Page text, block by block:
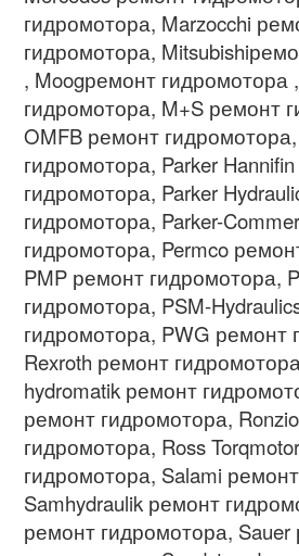
гидромотора, Marzocchi
гидромотора,
, Moogремонт гидромотора
гидромотора, M+S ремонт
OMFB ремонт
гидромотора, Parker
гидромотора, Parker
гидромотора, Parker-
гидромотора, Permco
PMP ремонт гидромотора,
гидромотора, PSM-
гидромотора, PWG ремонт
Rexroth ремонт
hydromatik ремонт
ремонт гидромотора,
гидромотора, Ross
гидромотора, Salami
Samhydraulik ремонт
ремонт гидромотора, Sauer